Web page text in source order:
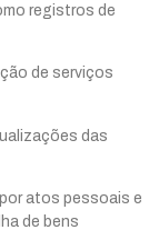
registros de
de serviços
das
atos pessoais e
de bens